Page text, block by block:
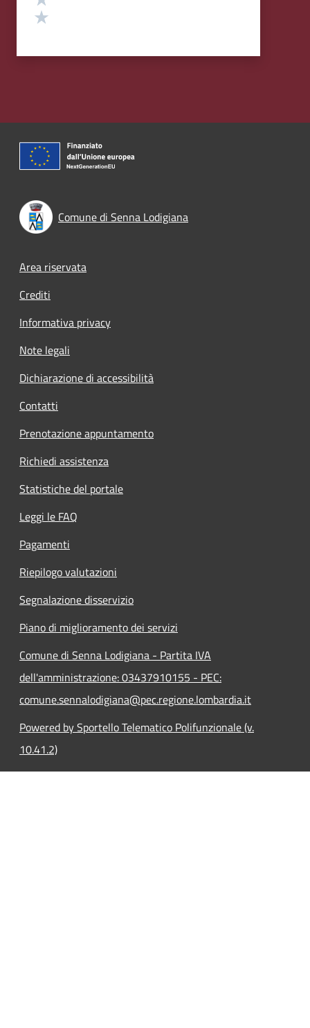
Comune di Senna Lodigiana
Footer menu
Area riservata
Crediti
Informativa privacy
Note legali
Dichiarazione di accessibilità
Contatti
Prenotazione appuntamento
Richiedi assistenza
Statistiche del portale
Leggi le FAQ
Pagamenti
Riepilogo valutazioni
Segnalazione disservizio
Piano di miglioramento dei servizi
Comune di Senna Lodigiana - Partita IVA
dell'amministrazione: 03437910155 - PEC:
comune.sennalodigiana@pec.regione.lombardia.it
Powered by Sportello Telematico Polifunzionale (v.
10.41.2)